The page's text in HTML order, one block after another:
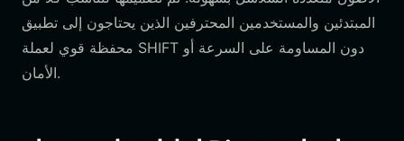
المبتدئين والمستخدمين المحترفين الذين يحتاجون إلى تطبيق
محفظة قوي لعملة SHIFT دون المساومة على السرعة أو
الأمان.